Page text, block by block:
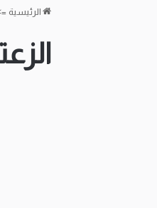
الرئيسية